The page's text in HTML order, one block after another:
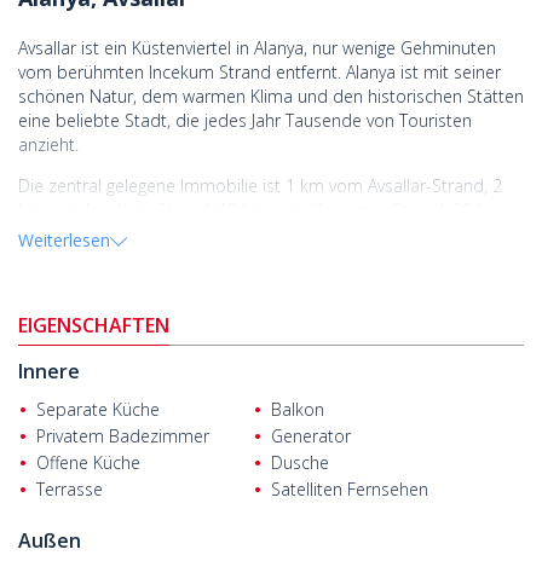
Avsallar ist ein Küstenviertel in Alanya, nur wenige Gehminuten
vom berühmten Incekum Strand entfernt. Alanya ist mit seiner
schönen Natur, dem warmen Klima und den historischen Stätten
eine beliebte Stadt, die jedes Jahr Tausende von Touristen
anzieht.
Die zentral gelegene Immobilie ist 1 km vom Avsallar-Strand, 2
vom Stadtzentrum von Alanya und 27 km von Dimcayi entfernt.
Wohnungen in Alanya
Einrichtungen wie beheizte Schwimmbäder, Aquapark,
Concierge-Service, Türkisches Bad, Sauna, Dampfbad, SPA und
Badezimmer, Fitnessraum, Café, Restaurant, Grillplatz, Park,
Pavillon, Plätze zum Sonnenbaden, Parkplatz, Generator, Satellit,
Wifi und Hausmeister.
Grundstück gebaut. Das prestigeträchtige Projekt besteht aus
Weiterlesen
EIGENSCHAFTEN
Innere
Separate Küche
Balkon
Privatem Badezimmer
Generator
Offene Küche
Dusche
Terrasse
Satelliten Fernsehen
Außen